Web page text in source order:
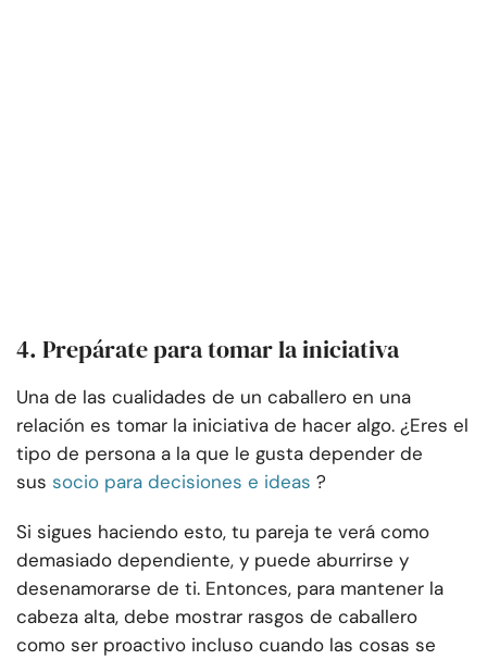
4. Prepárate para tomar la iniciativa
Una de las cualidades de un caballero en una
relación es tomar la iniciativa de hacer algo. ¿Eres el
tipo de persona a la que le gusta depender de
sus socio para decisiones e ideas ?
Si sigues haciendo esto, tu pareja te verá como
demasiado dependiente, y puede aburrirse y
desenamorarse de ti. Entonces, para mantener la
cabeza alta, debe mostrar rasgos de caballero
como ser proactivo incluso cuando las cosas se